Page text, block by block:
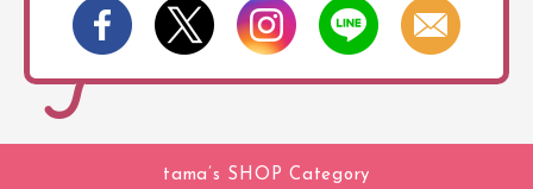
tama’s SHOP Category